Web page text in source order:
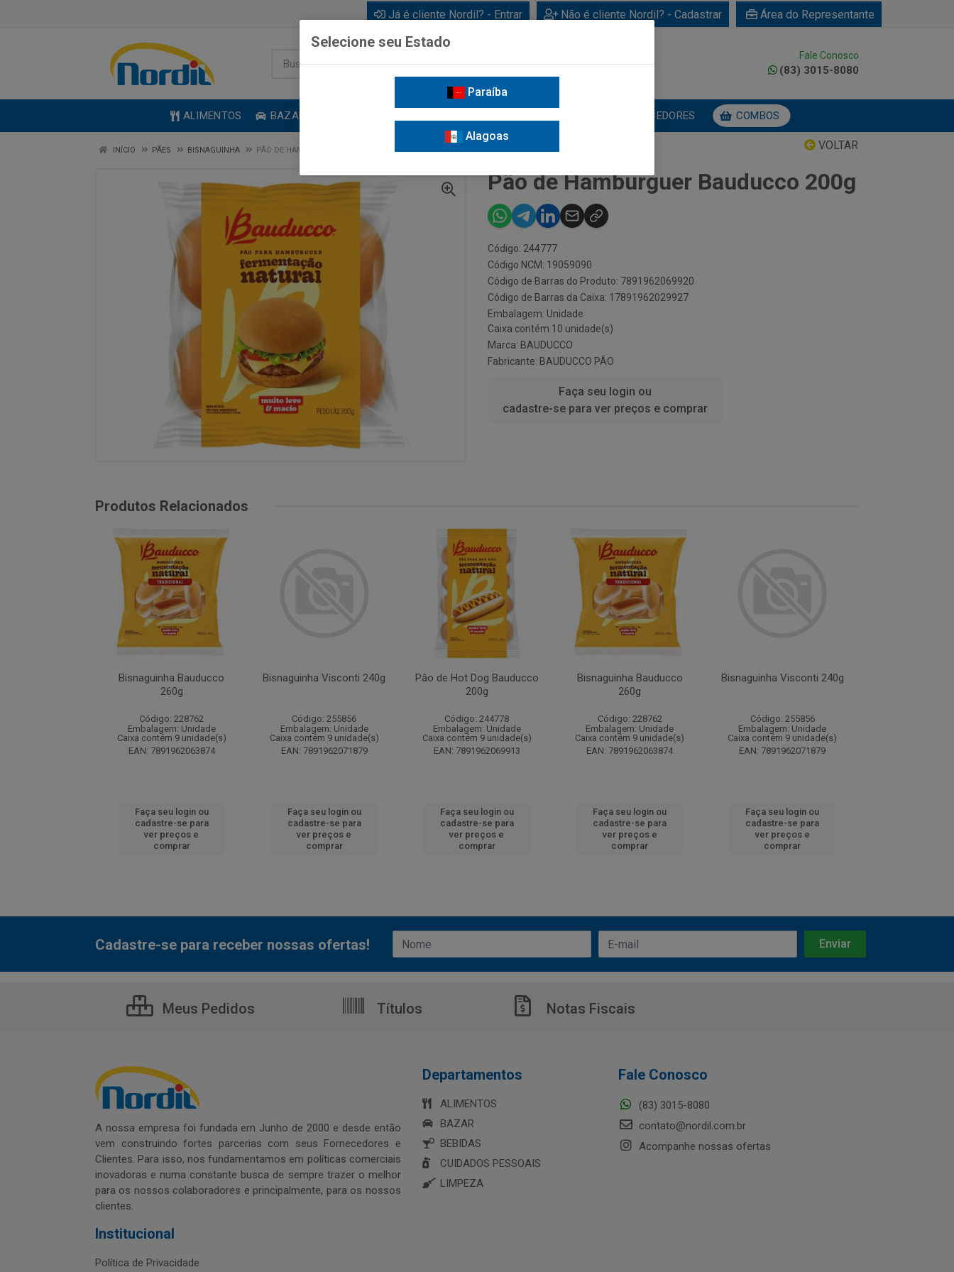
Já é cliente Nordil? - Entrar Não é cliente Nordil? - Cadastrar Área do Representante
Fale Conosco
(83) 3015-8080
ALIMENTOS BAZAR FORNECEDORES COMBOS
VOLTAR
INÍCIO PÃES BISNAGUINHA PÃO DE HAMBURGUER BAUDUCCO 200G
Pão de Hamburguer Bauducco 200g
Código: 244777
Código NCM: 19059090
Código de Barras do Produto: 7891962069920
Código de Barras da Caixa: 17891962029927
Embalagem: Unidade
Caixa contém 10 unidade(s)
Marca: BAUDUCCO
Fabricante: BAUDUCCO PÃO
Faça seu login ou
cadastre-se para ver preços e comprar
Produtos Relacionados
Bisnaguinha Bauducco
260g
Código: 228762
Embalagem: Unidade
Caixa contém 9 unidade(s)
EAN: 7891962063874
Faça seu login ou
cadastre-se para
ver preços e
comprar
Bisnaguinha Visconti 240g
Código: 255856
Embalagem: Unidade
Caixa contém 9 unidade(s)
EAN: 7891962071879
Faça seu login ou
cadastre-se para
ver preços e
comprar
Pâo de Hot Dog Bauducco
200g
Código: 244778
Embalagem: Unidade
Caixa contém 9 unidade(s)
EAN: 7891962069913
Faça seu login ou
cadastre-se para
ver preços e
comprar
Bisnaguinha Bauducco
260g
Código: 228762
Embalagem: Unidade
Caixa contém 9 unidade(s)
EAN: 7891962063874
Faça seu login ou
cadastre-se para
ver preços e
comprar
Bisnaguinha Visconti 240g
Código: 255856
Embalagem: Unidade
Caixa contém 9 unidade(s)
EAN: 7891962071879
Faça seu login ou
cadastre-se para
ver preços e
comprar
Cadastre-se para receber nossas ofertas!
Meus Pedidos Títulos Notas Fiscais
A nossa empresa foi fundada em Junho de 2000 e desde então
vem construindo fortes parcerias com seus Fornecedores e
Clientes. Para isso, nos fundamentamos em políticas comerciais
inovadoras e numa constante busca de sempre trazer o melhor
para os nossos colaboradores e principalmente, para os nossos
clientes.
Institucional
Política de Privacidade
Departamentos
ALIMENTOS
BAZAR
BEBIDAS
CUIDADOS PESSOAIS
LIMPEZA
Fale Conosco
(83) 3015-8080
contato@nordil.com.br
Acompanhe nossas ofertas
Selecione seu Estado
Paraíba
Alagoas